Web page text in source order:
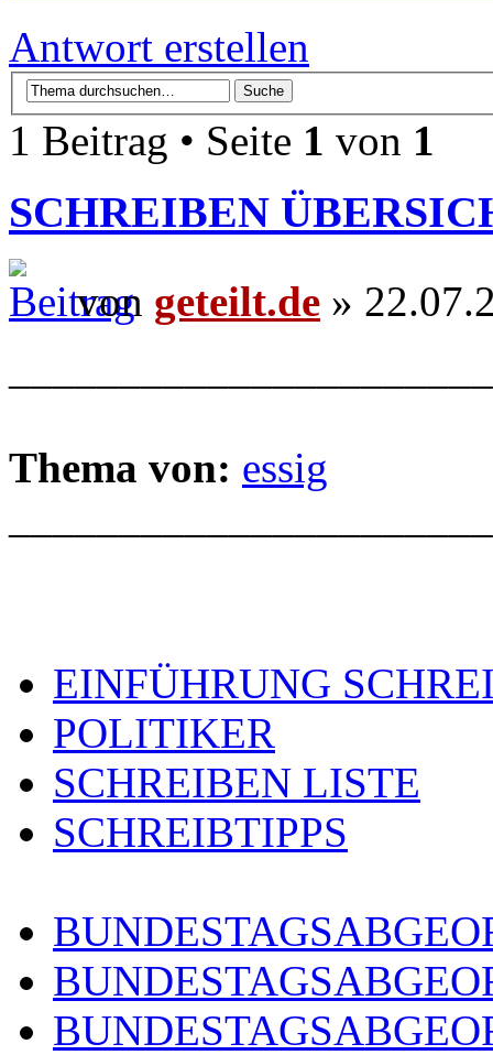
Antwort erstellen
1 Beitrag • Seite 1 von 1
SCHREIBEN
von geteilt.de »
Thema von: essig
EINFÜHRUNG
POLITIKER
SCHREIBEN LISTE
SCHREIBTIPPS